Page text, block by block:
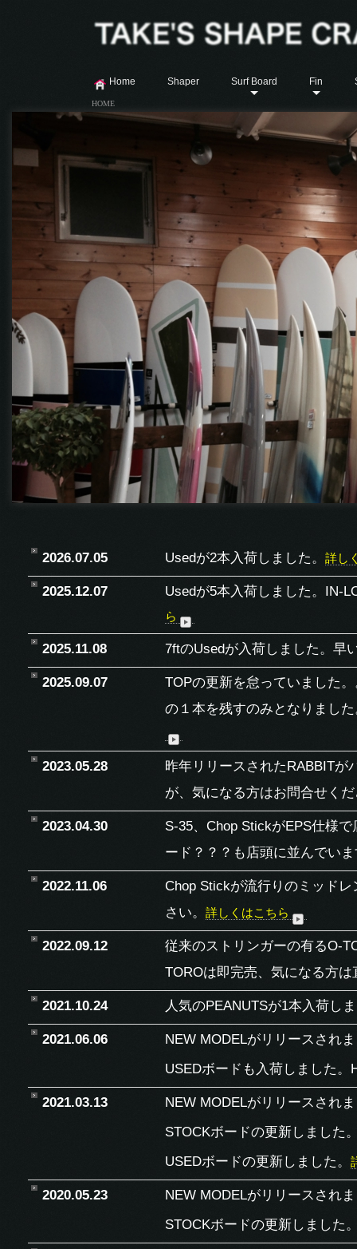
Home Shaper Surf Board Fin
HOME
2026.07.05 Usedが2本入荷しました。 詳し
2025.12.07 Usedが5本入荷しました。IN-
ら
2025.11.08 7ftのUsedが入荷しました。早
2025.09.07
TOPの更新を怠っていました
の１本を残すのみとなりまし
2023.05.28
昨年リリースされたRABBITが
が、気になる方はお問合せく
2023.04.30
S-35、Chop StickがEPS仕様
ード？？？も店頭に並んでい
2022.11.06
Chop Stickが流行りのミッド
さい。 詳しくはこちら
2022.09.12
従来のストリンガーの有るO-
TOROは即完売、気になる方
2021.10.24 人気のPEANUTSが1本入荷し
2021.06.06
NEW MODELがリリースされ
USEDボードも入荷しました
2021.03.13
NEW MODELがリリースされ
STOCKボードの更新しました
USEDボードの更新しました。
2020.05.23
NEW MODELがリリースされ
STOCKボードの更新しました